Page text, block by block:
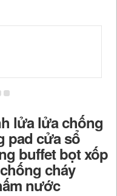
lửa lửa chống
pad cửa sổ
buffet bọt xốp
cháy
nước